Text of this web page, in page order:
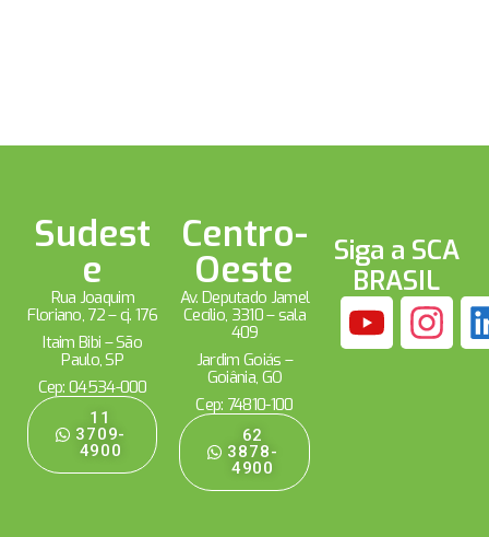
Sudest
e
Rua Joaquim
Floriano, 72 – cj. 176
Itaim Bibi – São
Paulo, SP
Cep: 04534-000
11
3709-
4900
Centro-
Oeste
Av. Deputado Jamel
Cecílio, 3310 – sala
409
Jardim Goiás –
Goiânia, GO
Cep: 74810-100
62
3878-
4900
Siga a SCA
BRASIL